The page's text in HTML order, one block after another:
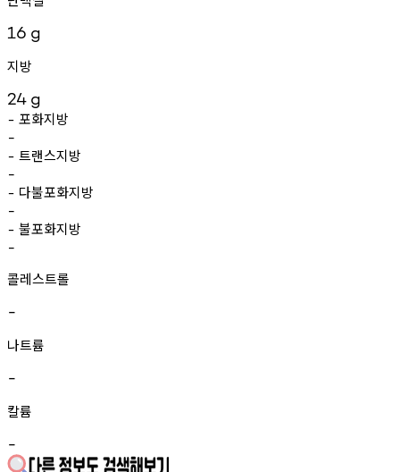
16 g
지방
24 g
- 포화지방
-
- 트랜스지방
-
- 다불포화지방
-
- 불포화지방
-
콜레스트롤
-
나트륨
-
칼륨
-